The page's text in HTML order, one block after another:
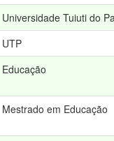
Universidade Tuiuti do
UTP
Educação
Mestrado em Educação